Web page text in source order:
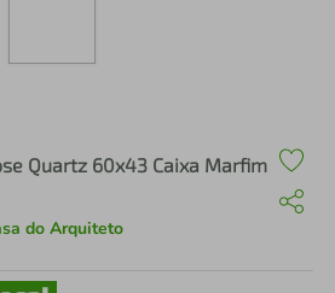
Quartz 60x43 Caixa Marfim
do Arquiteto